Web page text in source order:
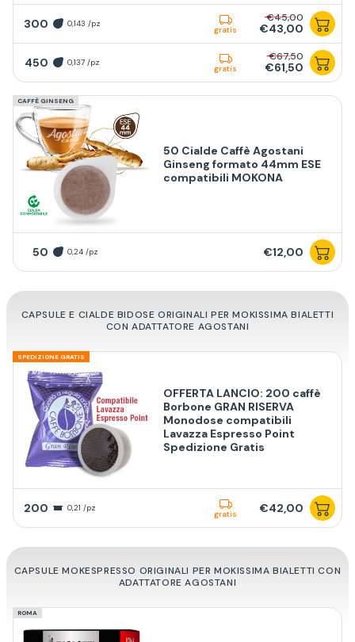
300 0,143 /pz
gratis
€45,00
€43,00
450 0,137 /pz
gratis
€67,50
€61,50
CAFFÈ GINSENG
50 Cialde Caffè Agostani
Ginseng formato 44mm ESE
compatibili MOKONA
50 0,24 /pz €12,00
CAPSULE E CIALDE BIDOSE ORIGINALI PER MOKISSIMA BIALETTI
CON ADATTATORE AGOSTANI
SPEDIZIONE GRATIS
OFFERTA LANCIO: 200 caffè
Borbone GRAN RISERVA
Monodose compatibili
Lavazza Espresso Point
Spedizione Gratis
200 0,21 /pz
gratis €42,00
CAPSULE MOKESPRESSO ORIGINALI PER MOKISSIMA BIALETTI CON
ADATTATORE AGOSTANI
ROMA